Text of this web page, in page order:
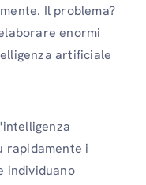
Il problema?
enormi
artificiale
rapidamente i
individuano